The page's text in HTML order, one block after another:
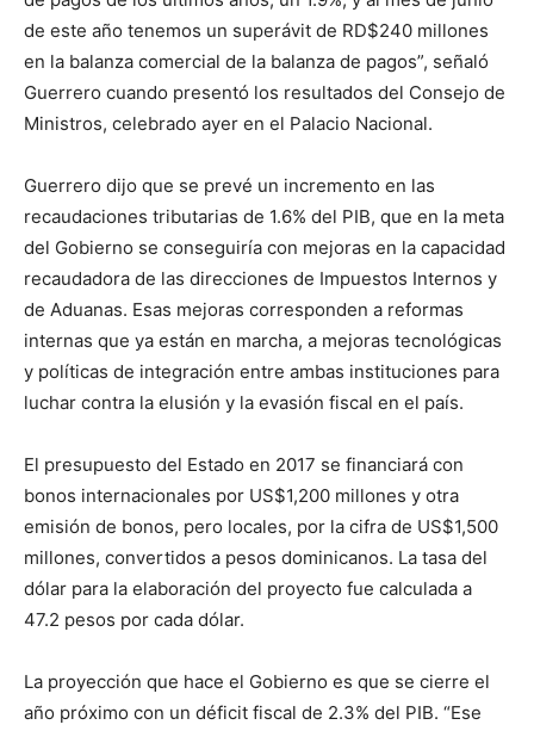
de este año tenemos un superávit de RD$240 millones
en la balanza comercial de la balanza de pagos”, señaló
Guerrero cuando presentó los resultados del Consejo de
Ministros, celebrado ayer en el Palacio Nacional.
Guerrero dijo que se prevé un incremento en las
recaudaciones tributarias de 1.6% del PIB, que en la meta
del Gobierno se conseguiría con mejoras en la capacidad
recaudadora de las direcciones de Impuestos Internos y
de Aduanas. Esas mejoras corresponden a reformas
internas que ya están en marcha, a mejoras tecnológicas
y políticas de integración entre ambas instituciones para
luchar contra la elusión y la evasión fiscal en el país.
El presupuesto del Estado en 2017 se financiará con
bonos internacionales por US$1,200 millones y otra
emisión de bonos, pero locales, por la cifra de US$1,500
millones, convertidos a pesos dominicanos. La tasa del
dólar para la elaboración del proyecto fue calculada a
47.2 pesos por cada dólar.
La proyección que hace el Gobierno es que se cierre el
año próximo con un déficit fiscal de 2.3% del PIB. “Ese